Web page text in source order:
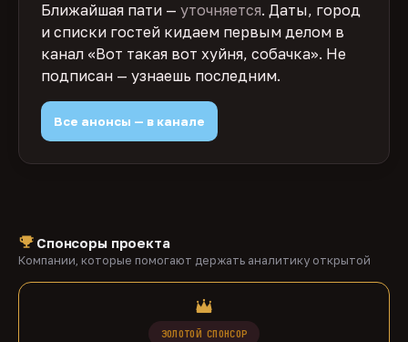
Ближайшая пати — уточняется. Даты, город
и списки гостей кидаем первым делом в
канал «Вот такая вот хуйня, собачка». Не
подписан — узнаешь последним.
Все анонсы — в канале
Спонсоры проекта
Компании, которые помогают держать аналитику открытой
ЗОЛОТОЙ СПОНСОР